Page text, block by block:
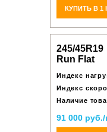
КУПИТЬ В 1
245/45R19
Run Flat
Индекс
Индекс
Наличие
91 000